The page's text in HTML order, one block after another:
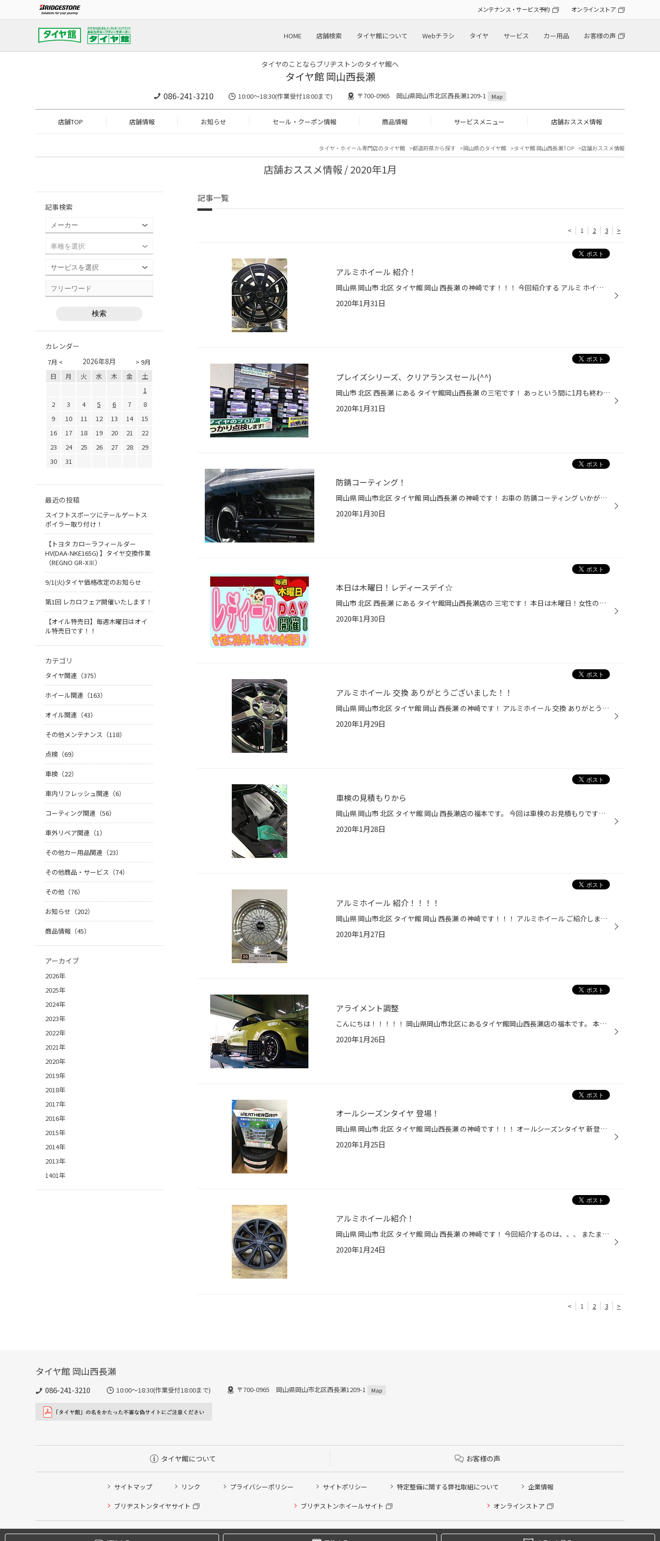
メンテナンス・サービス予約 オンラインストア
HOME 店舗検索 タイヤ館について Webチラシ タイヤ サービス カー用品 お客様の声
タイヤのことならブリヂストンのタイヤ館へ
タイヤ館 岡山西長瀬
086-241-3210 10:00〜18:30(作業受付18:00まで) 〒700-0965 岡山県岡山市北区西長瀬1209-1 Map
店舗TOP 店舗情報 お知らせ セール・クーポン情報 商品情報 サービスメニュー 店舗おススメ情報
タイヤ・ホイール専門店のタイヤ館 都道府県から探す 岡山県のタイヤ館 タイヤ館 岡山西長瀬TOP 店舗おススメ情報
店舗おススメ情報 / 2020年1月
記事一覧
< 1 2 3 >
アルミホイール 紹介！
岡山県 岡山市 北区 タイヤ館 岡山 西長瀬 の神崎です！！！ 今回紹介する アルミ ホイール は、、、 Weds の レオニス GREILA a を紹介します！！！ スポーティーなデザインがカッコいいですね！ お値段もお買い求めやすいので、ぜひ当店へお越しください！！！
2020年1月31日
プレイズシリーズ、クリアランスセール(^^)
岡山市 北区 西長瀬 にある タイヤ館岡山西長瀬 の三宅です！ あっという間に1月も終わりましたねΣ(￣。￣ﾉ)ﾉ 最近、歳をとりたくないなーとつくづく思う三宅でございます。。。 さてプレイズがあらたに新発売します！ そのため現在のPXシリーズを売り尽くしセール！！！！ 実施しております(^^) 皆...
2020年1月31日
防錆コーティング！
岡山県 岡山市北区 タイヤ館 岡山西長瀬 の神崎です！ お車の 防錆コーティング いかがですか！ 足回り マフラー ハブ しっかりコーティングいたします！！！ 無料 の 安全点検 行います！！！ #岡山市北区#タイヤ館#岡山#西長瀬#タイヤ交換#アルミホイール#オイル交換#メンテナンス商品#ドライブレ...
2020年1月30日
本日は木曜日！レディースデイ☆
岡山市 北区 西長瀬 にある タイヤ館岡山西長瀬店の 三宅です！ 本日は木曜日！女性のお客様必見のレディースデイ(^^♪ エンジンオイル交換、ワイパー交換、バッテリー交換、オートマチックオイル交換 などのメンテナンス商品がお買い得です。 無料の安全点検もありますので、是非気軽にお越しくださ...
2020年1月30日
アルミホイール 交換 ありがとうございました！！
岡山県 岡山市北区 タイヤ館 岡山 西長瀬 の神崎です！ アルミホイール 交換 ありがとうございます！ 今回は、 スタッドレスタイヤ の ホイール交換 を行いました！！！ TECMAG ホイール ！！！ お取り付けは、お楽しみに！
2020年1月29日
車検の見積もりから
岡山県 岡山市 北区 タイヤ館 岡山 西長瀬店の福本です。 今回は車検のお見積もりです！ これはオイルゲージです！ すごく汚れて汚いですね！ 換えましょう！ 次に足回りの点検です！ 足回りのゴムが破けていると車検に通らないので しっかり点検が必要です！ そのほかにも点検するところはあります...
2020年1月28日
アルミホイール 紹介！！！！
岡山県 岡山市北区 タイヤ館 岡山 西長瀬 の神崎です！！！ アルミホイール ご紹介します！！！ 今回紹介するホイールは、、、 BBS の SUPER-RS ホイール！！！ かっこいいデザインで、村上店長もイチオシ！！！ タイヤ館 ではたくさんの アルミホイール を展示しております！ #岡山県#岡山市北区#...
2020年1月27日
アライメント調整
こんにちは！！！！！ 岡山県岡山市北区にあるタイヤ館岡山西長瀬店の福本です。 本日はアライメント調整ありがとうございます！ SUZUKIのスイフトスポーツです。
2020年1月26日
オールシーズンタイヤ 登場！
岡山県 岡山市 北区 タイヤ館 岡山西長瀬 の神崎です！！！ オールシーズンタイヤ 新登場！！！ 夏タイヤ と 冬タイヤ の両立を実現！！ 突然の雪 タイヤ 1セットだけ 管理面も抜群！！ ご相談からでもお気軽に！！！ #岡山県#岡山市北区#タイヤ館#岡山#西長瀬#タイヤ交換#夏タイヤ#冬タイヤ#オール...
2020年1月25日
アルミホイール紹介！
岡山県 岡山市 北区 タイヤ館 岡山 西長瀬 の神崎です！ 今回紹介するのは、、、 またまた バルミナ から 新登場！！！ マットブラックで、お車の雰囲気も一気にUP！ ・鉄製よりアルミホイールがいい ・ホイールキャップの傷 等々、 デザイン だけでなく 強度 耐久性 も大切なので！ ご相談からでも...
2020年1月24日
< 1 2 3 >
記事検索
カレンダー
7月 < > 9月
2026年8月
日 月 火 水 木 金
土
1
2
3 4 5 6 7
8
9
10 11 12 13 14
15
16
17 18 19 20 21
22
23
24 25 26 27 28
29
30
31
最近の投稿
スイフトスポーツにテールゲートス
ポイラー取り付け！
【トヨタ カローラフィールダー
HV(DAA-NKE165G) 】タイヤ交換作業
（REGNO GR-XⅢ）
9/1(火)タイヤ価格改定のお知らせ
第1回 レカロフェア開催いたします！
【オイル特売日】毎週木曜日はオイ
ル特売日です！！
カテゴリ
タイヤ関連（375）
ホイール関連（163）
オイル関連（43）
その他メンテナンス（118）
点検（69）
車検（22）
車内リフレッシュ関連（6）
コーティング関連（56）
車外リペア関連（1）
その他カー用品関連（23）
その他商品・サービス（74）
その他（76）
お知らせ（202）
商品情報（45）
アーカイブ
2026年
2025年
2024年
2023年
2022年
2021年
2020年
2019年
2018年
2017年
2016年
2015年
2014年
2013年
1401年
タイヤ館 岡山西長瀬
086-241-3210 10:00〜18:30(作業受付18:00まで) 〒700-0965 岡山県岡山市北区西長瀬1209-1 Map
タイヤ館について お客様の声
サイトマップ リンク プライバシーポリシー サイトポリシー 特定整備に関する弊社取組について 企業情報
ブリヂストンタイヤサイト ブリヂストンホイールサイト オンラインストア
Copyright © 2024 Bridgestone Retail Co.,Ltd. All rights Reserved.
タイヤ点検・安全点検/タイヤ履き替え/オイル交換/その他ピット作業の予約
クローク契約会員専用タイヤ履き替え※タイヤ履き替えを希望のクローク契約会員の方はこちらを選択ください
本日のタイヤ履き替え順番待ち予約 ※クローク契約会員の方はご利用いただけません